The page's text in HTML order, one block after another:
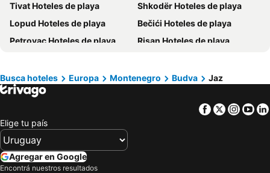
Tivat Hoteles de playa
Shkodër Hoteles de playa
Lopud Hoteles de playa
Bečići Hoteles de playa
Petrovac Hoteles de playa
Risan Hoteles de playa
Ulcinj Hoteles de playa
Busca hoteles Europa Montenegro Budva Jaz
Facebook
Twitter
Elige tu país
Agregar en Google
Encontrá nuestros resultados